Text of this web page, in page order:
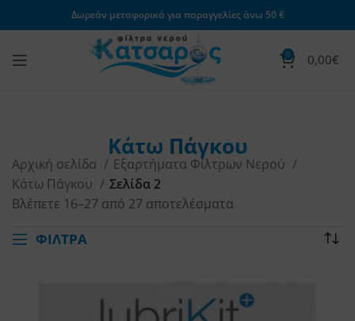
Δωρεάν μεταφορικά για παραγγελίες άνω 50 €
0 0,00€
Κάτω Πάγκου
Αρχική σελίδα
Εξαρτήματα Φίλτρων Νερού
Κάτω Πάγκου
Σελίδα 2
Βλέπετε 16–27 από 27 αποτελέσματα
ΦΙΛΤΡΑ